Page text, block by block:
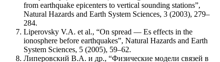
from earthquake epicenters to vertical sounding stations”,
Natural Hazards and Earth System Sciences, 3 (2003), 279–
284.
Liperovsky V.A. et al., “On spread — Es effects in the
ionosphere before earthquakes”, Natural Hazards and Earth
System Sciences, 5 (2005), 59–62.
Липеровский В.А. и др., “Физические модели связей в